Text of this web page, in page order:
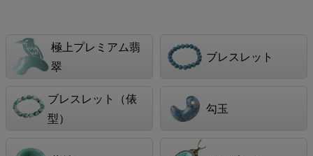
極上プレミアム翡
翠
ブレスレット
ブレスレット（俵
型）
勾玉